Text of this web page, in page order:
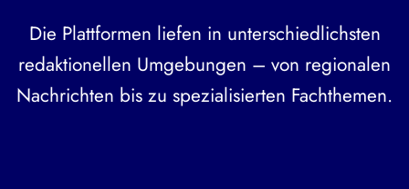
Die Plattformen liefen in unterschiedlichsten
redaktionellen Umgebungen – von regionalen
Nachrichten bis zu spezialisierten Fachthemen.